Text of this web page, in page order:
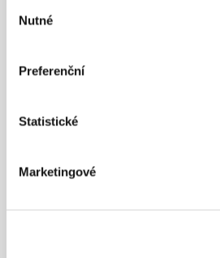
souhlasu
Nutné
Preferenční
Statistické
Marketingové
(Adventures of Power)
Tohle krásné město